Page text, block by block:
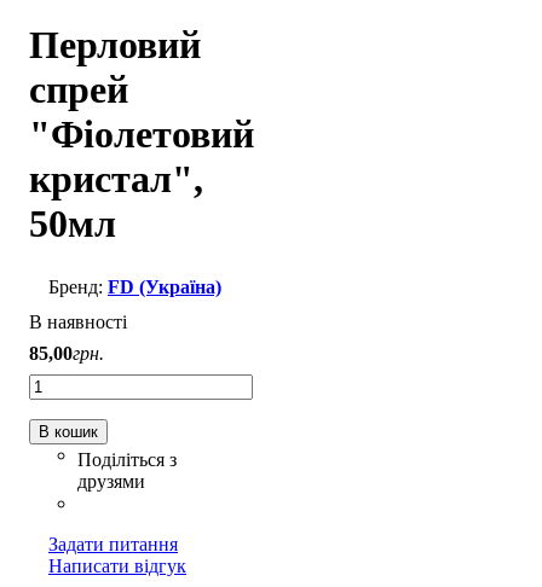
Перловий
спрей
"Фіолетовий
кристал",
50мл
FD (Україна)
В наявності
85,00грн.
В кошик
Задати питання
Написати відгук